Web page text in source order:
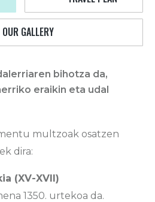
OUR GALLERY
bihotza da,
eraikin eta udal
multzoak osatzen
dira:
(XV-XVII)
1350. urtekoa da.